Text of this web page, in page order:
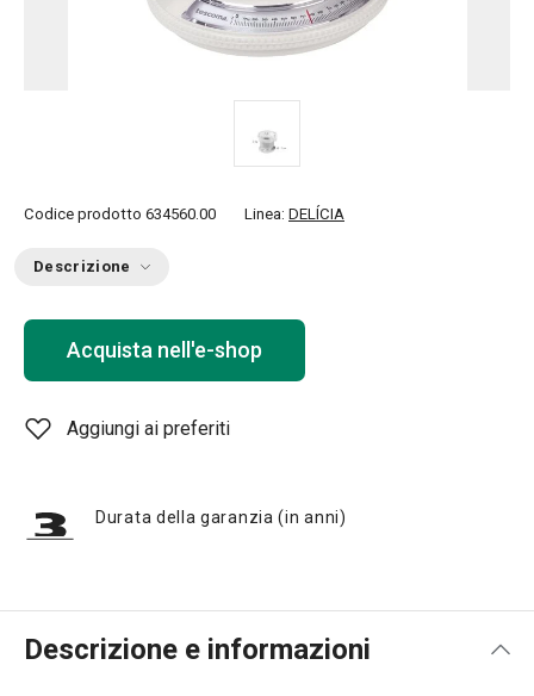
Codice prodotto 634560.00 Linea: DELÍCIA
Descrizione
Acquista nell'e-shop
Aggiungi ai preferiti
Durata della garanzia (in anni)
Descrizione e informazioni